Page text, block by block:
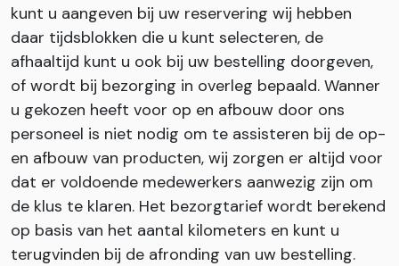
kunt u aangeven bij uw reservering wij hebben
daar tijdsblokken die u kunt selecteren, de
afhaaltijd kunt u ook bij uw bestelling doorgeven,
of wordt bij bezorging in overleg bepaald. Wanner
u gekozen heeft voor op en afbouw door ons
personeel is niet nodig om te assisteren bij de op-
en afbouw van producten, wij zorgen er altijd voor
dat er voldoende medewerkers aanwezig zijn om
de klus te klaren. Het bezorgtarief wordt berekend
op basis van het aantal kilometers en kunt u
terugvinden bij de afronding van uw bestelling.